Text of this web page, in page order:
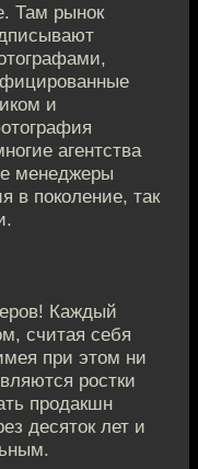
Там рынок
и
агентства
менеджеры
в поколение, так
Каждый
считая себя
при этом ни
ростки
продакшн
десяток лет и